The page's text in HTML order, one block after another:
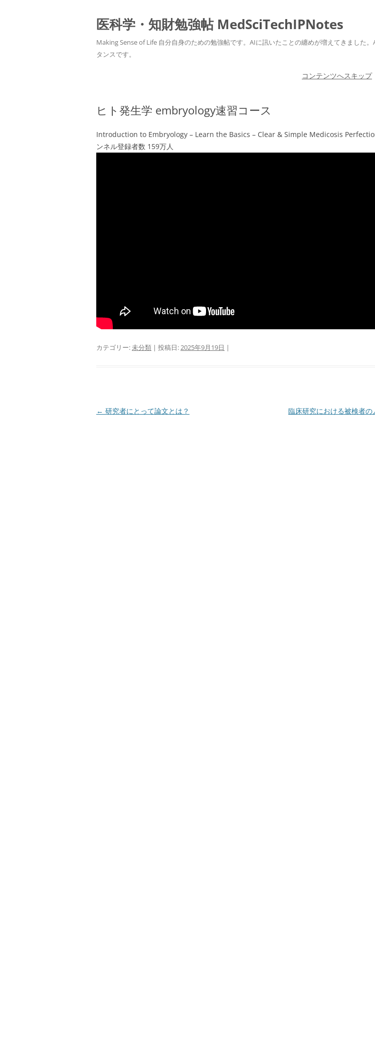
医科学・知財勉強帖 MedSciTechIPNotes
Making Sense of Life 自分自身のための勉強帖です。AIに訊いたことの纏めが増えてきました
タンスです。
コンテンツへスキップ
ヒト発生学 embryology速習コース
Introduction to Embryology – Learn the Basics – Clear & Simple Medicosis
ンネル登録者数 159万人
カテゴリー: 未分類 | 投稿日: 2025年9月19日 |
投
← 研究者にとって論文とは？ 臨床研究における被検者の